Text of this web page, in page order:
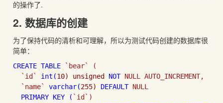
的操作了.
2. 数据库的创建
为了保持代码的清析和可理解，所以为测试代码创建的数据库很
简单：
CREATE TABLE
`bear` (
`id` int(10) unsigned NOT NULL AUTO_INCREMENT,
`name` varchar(255) DEFAULT NULL
PRIMARY KEY ( `id`)